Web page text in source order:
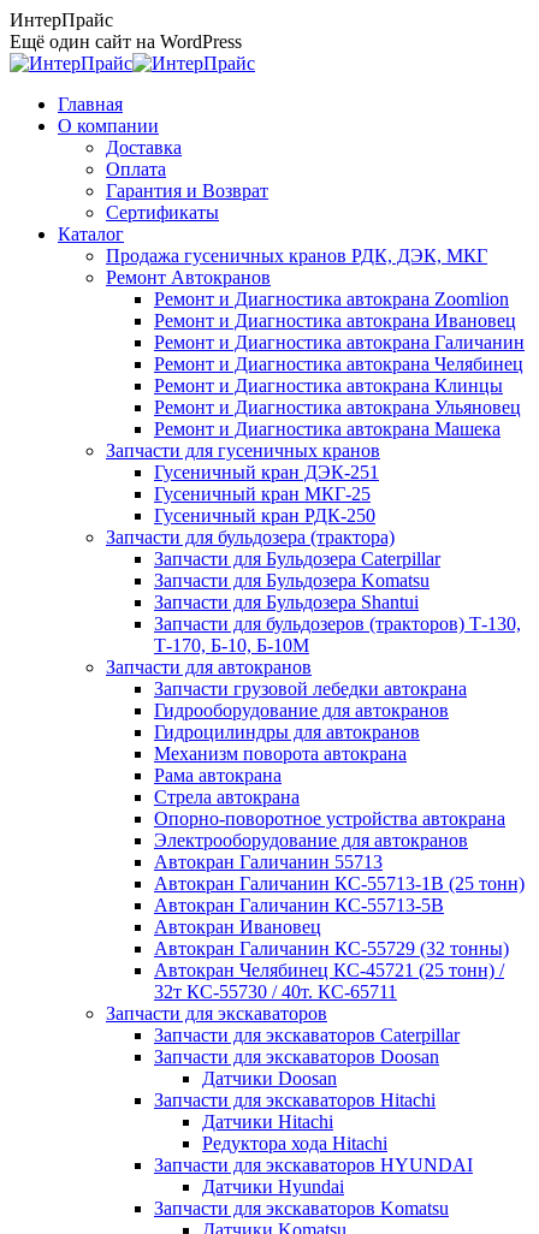
Перейти
к
содержанию
ИнтерПрайс
Ещё один сайт на WordPress
Главная
О компании
Доставка
Оплата
Гарантия и Возврат
Сертификаты
Каталог
Продажа гусеничных кранов РДК, ДЭК, МКГ
Ремонт Автокранов
Ремонт и Диагностика автокрана Zoomlion
Ремонт и Диагностика автокрана Ивановец
Ремонт и Диагностика автокрана Галичанин
Ремонт и Диагностика автокрана Челябинец
Ремонт и Диагностика автокрана Клинцы
Ремонт и Диагностика автокрана Ульяновец
Ремонт и Диагностика автокрана Машека
Запчасти для гусеничных кранов
Гусеничный кран ДЭК-251
Гусеничный кран МКГ-25
Гусеничный кран РДК-250
Запчасти для бульдозера (трактора)
Запчасти для Бульдозера Caterpillar
Запчасти для Бульдозера Komatsu
Запчасти для Бульдозера Shantui
Запчасти для бульдозеров (тракторов) Т-130,
Т-170, Б-10, Б-10М
Запчасти для автокранов
Запчасти грузовой лебедки автокрана
Гидрооборудование для автокранов
Гидроцилиндры для автокранов
Механизм поворота автокрана
Рама автокрана
Стрела автокрана
Опорно-поворотное устройства автокрана
Электрооборудование для автокранов
Автокран Галичанин 55713
Автокран Галичанин КС-55713-1В (25 тонн)
Автокран Галичанин КС-55713-5В
Автокран Ивановец
Автокран Галичанин КС-55729 (32 тонны)
Автокран Челябинец КС-45721 (25 тонн) /
32т КС-55730 / 40т. КС-65711
Запчасти для экскаваторов
Запчасти для экскаваторов Caterpillar
Запчасти для экскаваторов Doosan
Датчики Doosan
Запчасти для экскаваторов Hitachi
Датчики Hitachi
Редуктора хода Hitachi
Запчасти для экскаваторов HYUNDAI
Датчики Hyundai
Запчасти для экскаваторов Komatsu
Датчики Komatsu